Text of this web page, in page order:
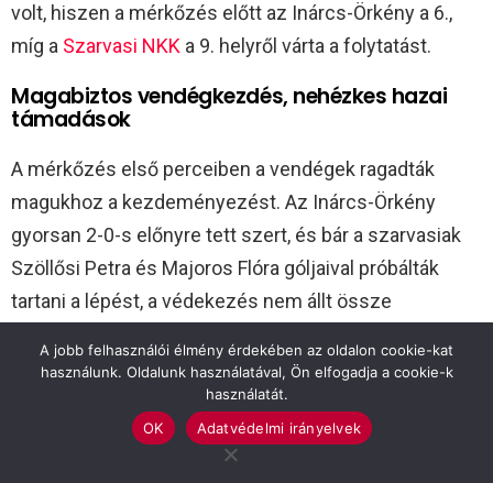
volt, hiszen a mérkőzés előtt az Inárcs-Örkény a 6.,
míg a Szarvasi NKK a 9. helyről várta a folytatást.
Magabiztos vendégkezdés, nehézkes hazai
támadások
A mérkőzés első perceiben a vendégek ragadták
magukhoz a kezdeményezést. Az Inárcs-Örkény
gyorsan 2-0-s előnyre tett szert, és bár a szarvasiak
Szöllősi Petra és Majoros Flóra góljaival próbálták
tartani a lépést, a védekezés nem állt össze
AlexandraésKajdácsi Kíravolt elemében, akik ellen
nem találták az ellenszert a hazai védők.
A félidő derekára állandósult a 4-5 gólos különbség. A
A jobb felhasználói élmény érdekében az oldalon cookie-kat
használunk. Oldalunk használatával, Ön elfogadja a cookie-k
használatát.
OK
Adatvédelmi irányelvek